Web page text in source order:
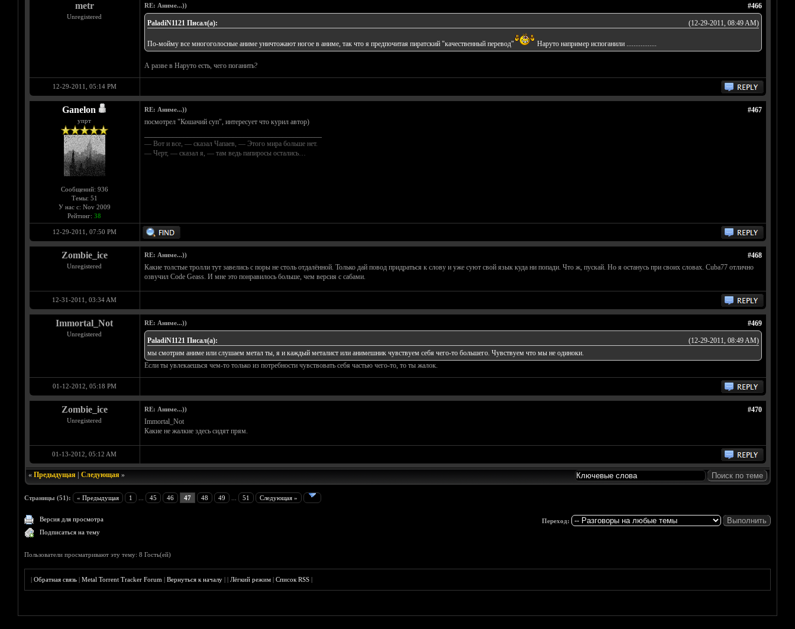
metr
Unregistered
#466
RE: Аниме...))
(12-29-2011, 08:49 AM)
PaladiN1121 Писал(а):
По-мойму все многоголосные аниме уничтожают ногое в аниме, так что я предпочитая пиратский "качественный перевод" Наруто например испоганили .................
А разве в Наруто есть, чего поганить?
12-29-2011, 05:14 PM
Ganelon
упрт
Сообщений: 936
Темы: 51
У нас с: Nov 2009
Рейтинг: 38
#467
RE: Аниме...))
посмотрел "Кошачий суп", интересует что курил автор)
— Вот и все, — сказал Чапаев, — Этого мира больше нет.
— Черт, — сказал я, — там ведь папиросы остались…
12-29-2011, 07:50 PM
Zombie_ice
Unregistered
#468
RE: Аниме...))
Какие толстые тролли тут завелись с поры не столь отдалённой. Только дай повод придраться к слову и уже суют свой язык куда ни попади. Что ж, пускай. Но я останусь при своих словах. Cuba77 отлично
озвучил Code Geass. И мне это понравилось больше, чем версия с сабами.
12-31-2011, 03:34 AM
Immortal_Not
Unregistered
#469
RE: Аниме...))
(12-29-2011, 08:49 AM)
PaladiN1121 Писал(а):
мы смотрим аниме или слушаем метал ты, я и каждый металист или анимешник чувствуем себя чего-то большего. Чувствуем что мы не одиноки.
Если ты увлекаешься чем-то только из потребности чувствовать себя частью чего-то, то ты жалок.
01-12-2012, 05:18 PM
Zombie_ice
Unregistered
#470
RE: Аниме...))
Immortal_Not
Какие не жалкие здесь сидят прям.
01-13-2012, 05:12 AM
« Предыдущая| Следующая»
Страницы (51): « Предыдущая 1 45 46 47 48 49 51 Следующая »
Версия для просмотра
Подписаться на тему
Переход:
Пользователи просматривают эту тему: 8 Гость(ей)
|Обратная связь |Metal Torrent Tracker Forum |Вернуться к началу ||Лёгкий режим |Список RSS |